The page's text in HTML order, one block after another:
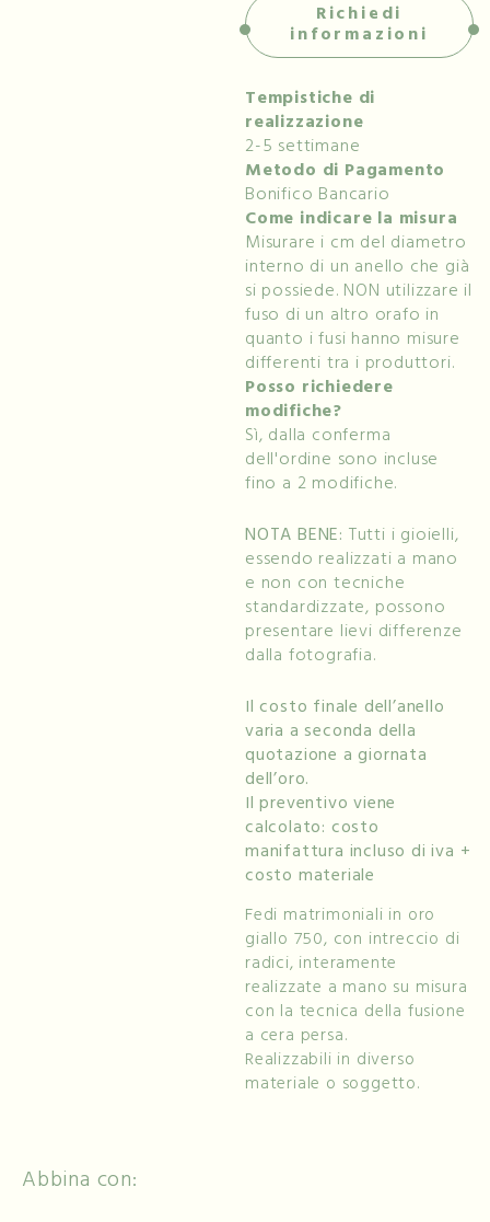
Richiedi
informazioni
Tempistiche di
realizzazione
2-5 settimane
Metodo di Pagamento
Bonifico Bancario
Come indicare la misura
Misurare i cm del diametro
interno di un anello che già
si possiede. NON utilizzare il
fuso di un altro orafo in
quanto i fusi hanno misure
differenti tra i produttori.
Posso richiedere
modifiche?
Sì, dalla conferma
dell'ordine sono incluse
fino a 2 modifiche.
NOTA BENE: Tutti i gioielli,
essendo realizzati a mano
e non con tecniche
standardizzate, possono
presentare lievi differenze
dalla fotografia.
Il costo finale dell’anello
varia a seconda della
quotazione a giornata
dell’oro.
Il preventivo viene
calcolato: costo
manifattura incluso di iva +
costo materiale
Fedi matrimoniali in oro
giallo 750, con intreccio di
radici, interamente
realizzate a mano su misura
con la tecnica della fusione
a cera persa.
Realizzabili in diverso
materiale o soggetto.
Abbina con: